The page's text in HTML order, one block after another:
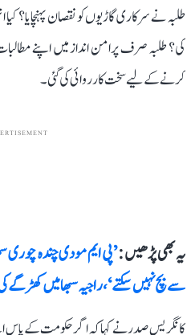
طلبہ نے سرکاری گاڑیوں کو نقصان پہنچایا؟
کی؟ طلبہ صرف پرامن انداز میں اپنے
کرنے کے لیے سخت کارروائی کی گئی۔
یہ بھی پڑھیں :’پی ایم مودی چندہ چوری
سے بچ نہیں سکتے‘، راجیہ سبھا میں
کانگریس صدر نے کہا کہ اگر حکومت کے پاس